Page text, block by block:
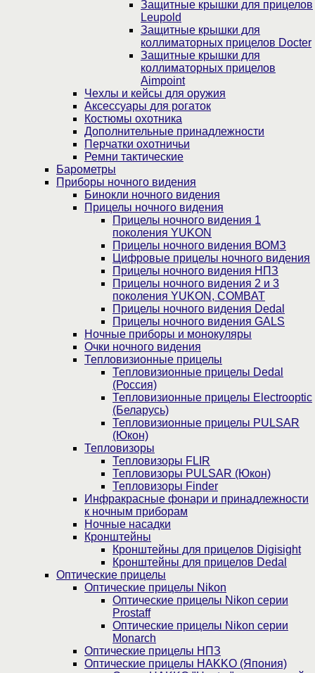
Защитные крышки для прицелов
Leupold
Защитные крышки для
коллиматорных прицелов Docter
Защитные крышки для
коллиматорных прицелов
Aimpoint
Чехлы и кейсы для оружия
Аксессуары для рогаток
Костюмы охотника
Дополнительные принадлежности
Перчатки охотничьи
Ремни тактические
Барометры
Приборы ночного видения
Бинокли ночного видения
Прицелы ночного видения
Прицелы ночного видения 1
поколения YUKON
Прицелы ночного видения ВОМЗ
Цифровые прицелы ночного видения
Прицелы ночного видения НПЗ
Прицелы ночного видения 2 и 3
поколения YUKON, COMBAT
Прицелы ночного видения Dedal
Прицелы ночного видения GALS
Ночные приборы и монокуляры
Очки ночного видения
Тепловизионные прицелы
Тепловизионные прицелы Dedal
(Россия)
Тепловизионные прицелы Electrooptic
(Беларусь)
Тепловизионные прицелы PULSAR
(Юкон)
Тепловизоры
Тепловизоры FLIR
Тепловизоры PULSAR (Юкон)
Тепловизоры Finder
Инфракрасные фонари и принадлежности
к ночным приборам
Ночные насадки
Кронштейны
Кронштейны для прицелов Digisight
Кронштейны для прицелов Dedal
Оптические прицелы
Оптические прицелы Nikon
Оптические прицелы Nikon серии
Prostaff
Оптические прицелы Nikon серии
Monarch
Оптические прицелы НПЗ
Оптические прицелы HAKKO (Япония)